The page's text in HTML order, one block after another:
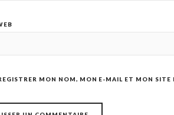
MON NOM, MON E-MAIL ET MON